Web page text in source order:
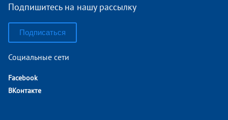
Подпишитесь на нашу рассылку
Подписаться
Социальные сети
Facebook
ВКонтакте